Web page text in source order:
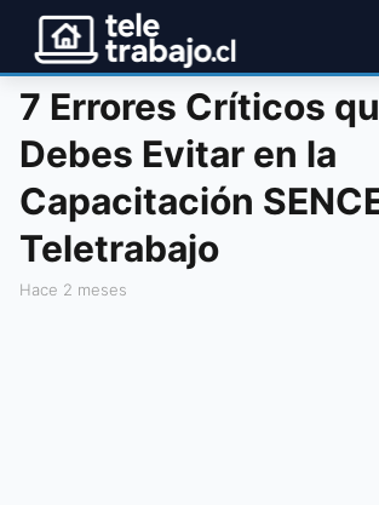
7 Errores Críticos
Debes Evitar en la
Capacitación
Teletrabajo
hace 2 meses